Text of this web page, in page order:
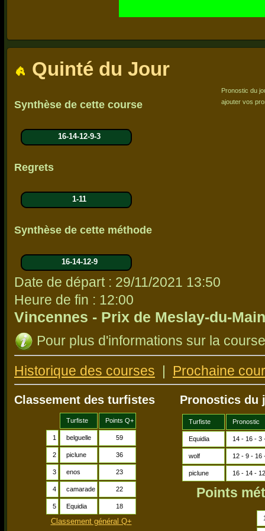
Quinté du Jour
Synthèse de cette course
16-14-12-9-3
Regrets
1-11
Synthèse de cette méthode
16-14-12-9
Pronostic du
ajouter vos
Date de départ : 29/11/2021 13:50
Heure de fin : 12:00
Vincennes - Prix de Meslay-du-
Pour plus d'informations sur la
Historique des courses
Prochaine
Classement des turfistes
Turfiste Points Q+
1 belguelle 59
2 piclune 36
3 enos 23
4 camarade 22
5 Equidia 18
Classement général Q+
Pronostics du
Turfiste Pronostic
Equidia 14 - 16 - 3
wolf 12 - 9 - 16
piclune 16 - 14 -
Points